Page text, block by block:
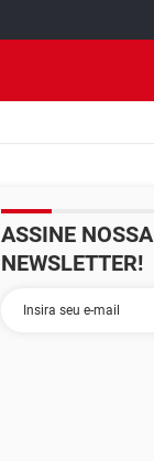
ASSINE NOSSA
NEWSLETTER!